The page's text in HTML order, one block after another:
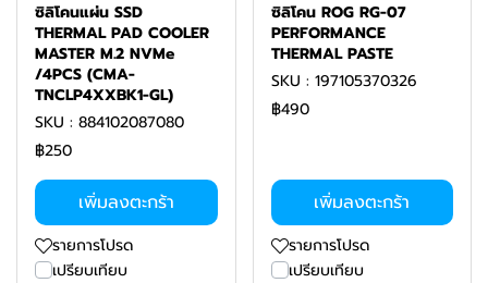
ซิลิโคนแผ่น SSD
THERMAL PAD COOLER
MASTER M.2 NVMe
/4PCS (CMA-
TNCLP4XXBK1-GL)
SKU : 884102087080
฿250
เพิ่มลงตะกร้า
รายการโปรด
เปรียบเทียบ
ซิลิโคน ROG RG-07
PERFORMANCE
THERMAL PASTE
SKU : 197105370326
฿490
เพิ่มลงตะกร้า
รายการโปรด
เปรียบเทียบ